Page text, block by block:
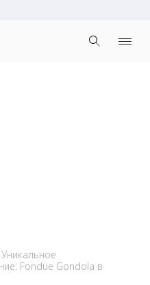
Уникальное
Fondue Gondola в